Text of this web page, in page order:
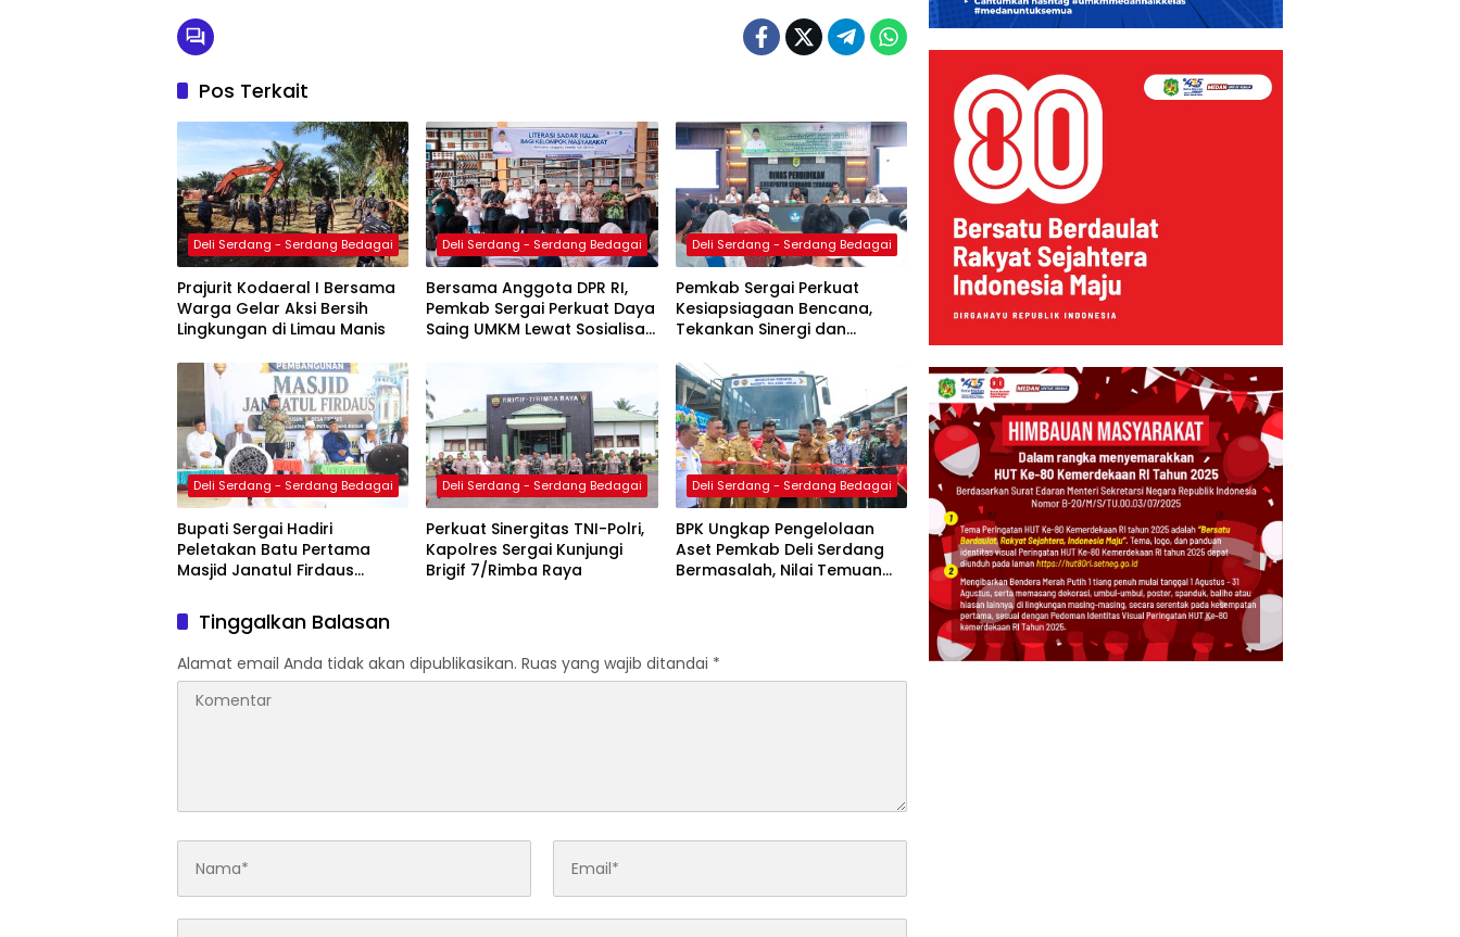
Pos Terkait
Deli Serdang - Serdang Bedagai
Prajurit Kodaeral I Bersama
Warga Gelar Aksi Bersih
Lingkungan di Limau Manis
Deli Serdang - Serdang Bedagai
Bersama Anggota DPR RI,
Pemkab Sergai Perkuat Daya
Saing UMKM Lewat Sosialisasi
Deli Serdang - Serdang Bedagai
Pemkab Sergai Perkuat
Kesiapsiagaan Bencana,
Tekankan Sinergi dan
Deli Serdang - Serdang Bedagai
Bupati Sergai Hadiri
Peletakan Batu Pertama
Masjid Janatul Firdaus
Deli Serdang - Serdang Bedagai
Perkuat Sinergitas TNI-Polri,
Kapolres Sergai Kunjungi
Brigif 7/Rimba Raya
Deli Serdang - Serdang Bedagai
BPK Ungkap Pengelolaan
Aset Pemkab Deli Serdang
Bermasalah, Nilai Temuan
Tinggalkan Balasan
Alamat email Anda tidak akan dipublikasikan. Ruas yang wajib ditandai *